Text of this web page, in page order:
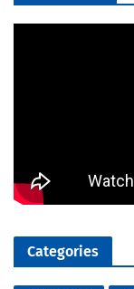
Categories